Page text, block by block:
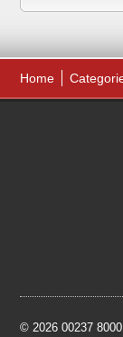
Home
© 2026 00237